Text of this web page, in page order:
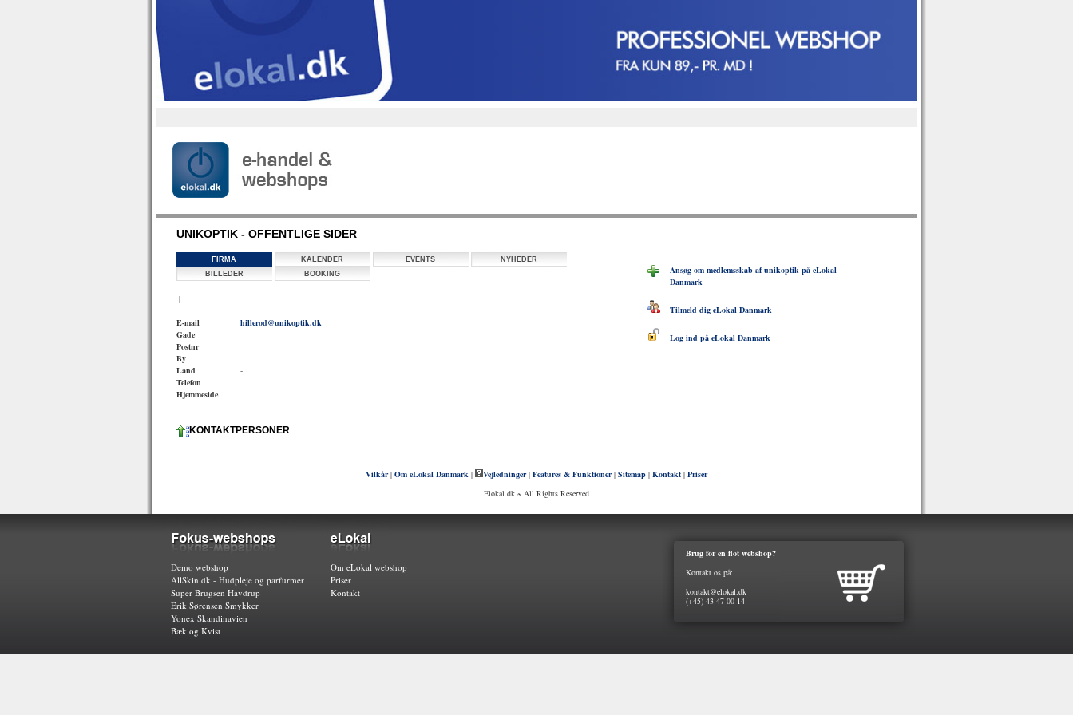
UNIKOPTIK - OFFENTLIGE SIDER
FIRMA KALENDER EVENTS
NYHEDER
BILLEDER
BOOKING
|
E-mail
hillerod@unikoptik.dk
Gade
Postnr
By
Land
-
Telefon
Hjemmeside
KONTAKTPERSONER
Ansøg om medlemsskab af unikoptik på eLokal
Danmark
Tilmeld dig eLokal Danmark
Log ind på eLokal Danmark
Vilkår| Om eLokal Danmark | Vejledninger| Features & Funktioner| Sitemap | Kontakt | Priser
Elokal.dk ~ All Rights Reserved
Brug for en flot webshop?
Kontakt os på:
kontakt@elokal.dk
(+45) 43 47 00 14
Demo webshop
AllSkin.dk - Hudpleje og parfurmer
Super Brugsen Havdrup
Erik Sørensen Smykker
Yonex Skandinavien
Bæk og Kvist
Om eLokal webshop
Priser
Kontakt